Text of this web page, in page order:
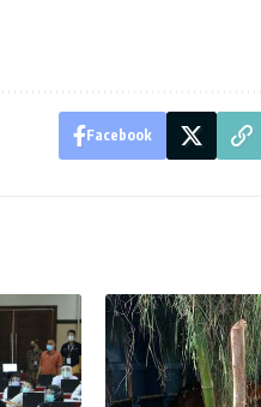
Facebook